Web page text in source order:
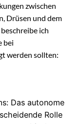
zwischen
Drüsen und dem
ich
bei
werden sollten:
Das autonome
Rolle